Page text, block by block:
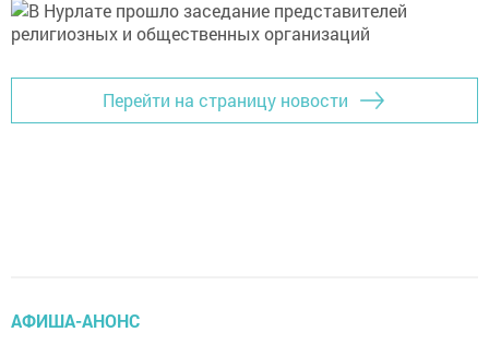
Перейти на страницу новости
АФИША-АНОНС